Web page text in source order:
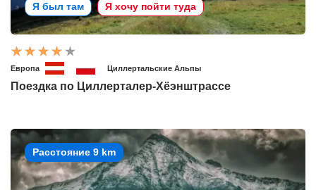
Я был там Я хочу пойти туда
Европа Циллертальские Альпы
Поездка по Циллерталер-Хёэнштрассе
Расстояние 9 km